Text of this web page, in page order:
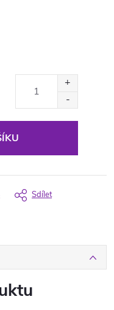
Sdílet